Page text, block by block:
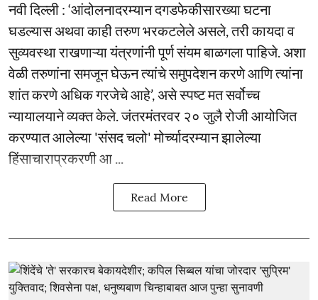
नवी दिल्ली : ‘आंदोलनादरम्यान दगडफेकीसारख्या घटना
घडल्यास अथवा काही तरुण भरकटलेले असले, तरी कायदा व
सुव्यवस्था राखणाऱ्या यंत्रणांनी पूर्ण संयम बाळगला पाहिजे. अशा
वेळी तरुणांना समजून घेऊन त्यांचे समुपदेशन करणे आणि त्यांना
शांत करणे अधिक गरजेचे आहे’, असे स्पष्ट मत सर्वोच्च
न्यायालयाने व्यक्त केले. जंतरमंतरवर २० जुलै रोजी आयोजित
करण्यात आलेल्या 'संसद चलो' मोर्च्यादरम्यान झालेल्या
हिंसाचाराप्रकरणी आ ...
Read More